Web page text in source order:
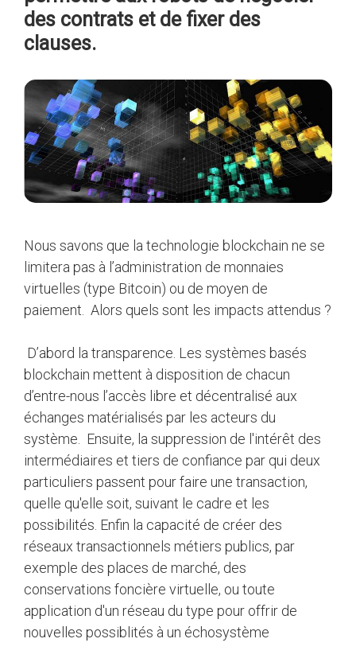
des contrats et de fixer des
clauses.
Nous savons que la technologie blockchain ne se
limitera pas à l’administration de monnaies
virtuelles (type Bitcoin) ou de moyen de
paiement. Alors quels sont les impacts attendus ?
D’abord la transparence. Les systèmes basés
blockchain mettent à disposition de chacun
d’entre-nous l’accès libre et décentralisé aux
échanges matérialisés par les acteurs du
système. Ensuite, la suppression de l'intérêt des
intermédiaires et tiers de confiance par qui deux
particuliers passent pour faire une transaction,
quelle qu'elle soit, suivant le cadre et les
possibilités. Enfin la capacité de créer des
réseaux transactionnels métiers publics, par
exemple des places de marché, des
conservations foncière virtuelle, ou toute
application d'un réseau du type pour offrir de
nouvelles possiblités à un échosystème